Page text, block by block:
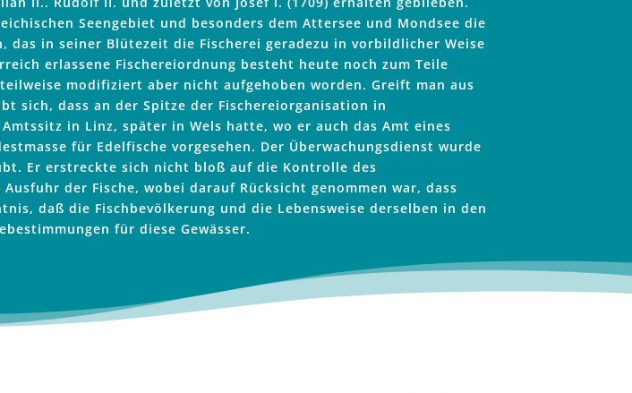
Seengebiet und besonders dem Attersee und Mondsee die
das in seiner Blütezeit die Fischerei geradezu in vorbildlicher Weise
erlassene Fischereiordnung besteht heute noch zum Teile
modifiziert aber nicht aufgehoben worden. Greift man aus
sich, dass an der Spitze der Fischereiorganisation in
in Linz, später in Wels hatte, wo er auch das Amt eines
für Edelfische vorgesehen. Der Überwachungsdienst wurde
Er erstreckte sich nicht bloß auf die Kontrolle des
der Fische, wobei darauf Rücksicht genommen war, dass
daß die Fischbevölkerung und die Lebensweise derselben in den
für diese Gewässer.